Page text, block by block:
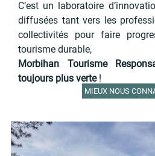
C’est un laboratoire
diffusées tant vers les
collectivités pour faire
tourisme durable,
Morbihan Tourisme
toujours plus verte!
MIEUX NOUS